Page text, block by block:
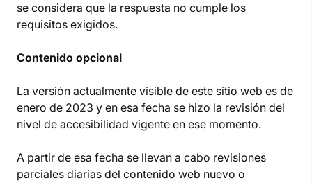
se considera que la respuesta no cumple los
requisitos exigidos.
Contenido opcional
La versión actualmente visible de este sitio web es de
enero de 2023 y en esa fecha se hizo la revisión del
nivel de accesibilidad vigente en ese momento.
A partir de esa fecha se llevan a cabo revisiones
parciales diarias del contenido web nuevo o